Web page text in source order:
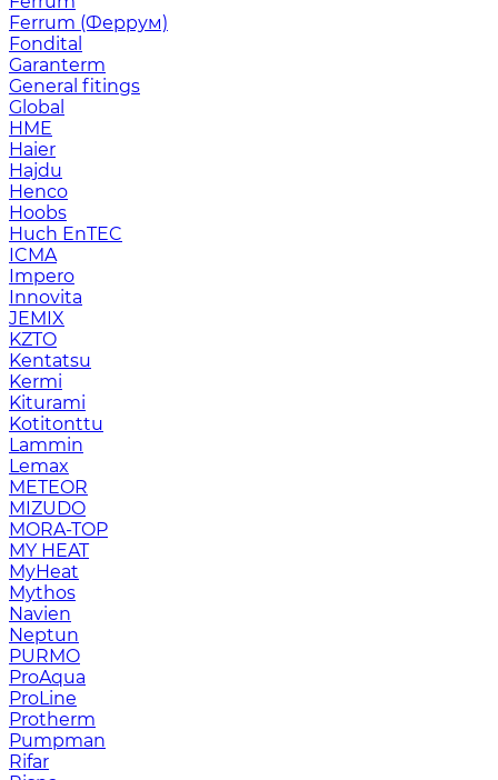
Ferrum (Феррум)
Fondital
Garanterm
General fitings
Global
HME
Haier
Hajdu
Henco
Hoobs
Huch EnTEC
ICMA
Impero
Innovita
JEMIX
KZTO
Kentatsu
Kermi
Kiturami
Kotitonttu
Lammin
Lemax
METEOR
MIZUDO
MORA-TOP
MY HEAT
MyHeat
Mythos
Navien
Neptun
PURMO
ProAqua
ProLine
Protherm
Pumpman
Rifar